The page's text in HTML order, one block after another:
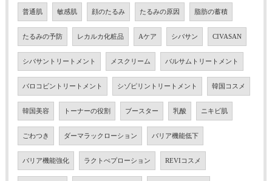
普通肌 敏感肌 顔のたるみ たるみの原因 脂肪の蓄積
たるみの予防 レカルカ化粧品 Aケア シバサン CIVASAN
シバサントリートメント メスクリーム バルサムトリートメント
バロコビントリートメント シゾピリントリートメント 韓国コスメ
韓国美容 トーナーの役割 ブースター 乳酸 ニキビ肌
ごわつき ダーマラックローション バリア機能低下
バリア機能強化 ラクトぺプローション REVIコスメ